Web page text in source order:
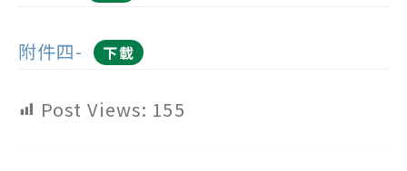
附件四- 下載
Post Views: 155